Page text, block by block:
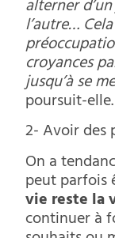
alterner
l’autre…
croyances
jusqu’à se
poursuit-elle.
2- Avoir des
On a
peut parfois
vie reste la
continuer à